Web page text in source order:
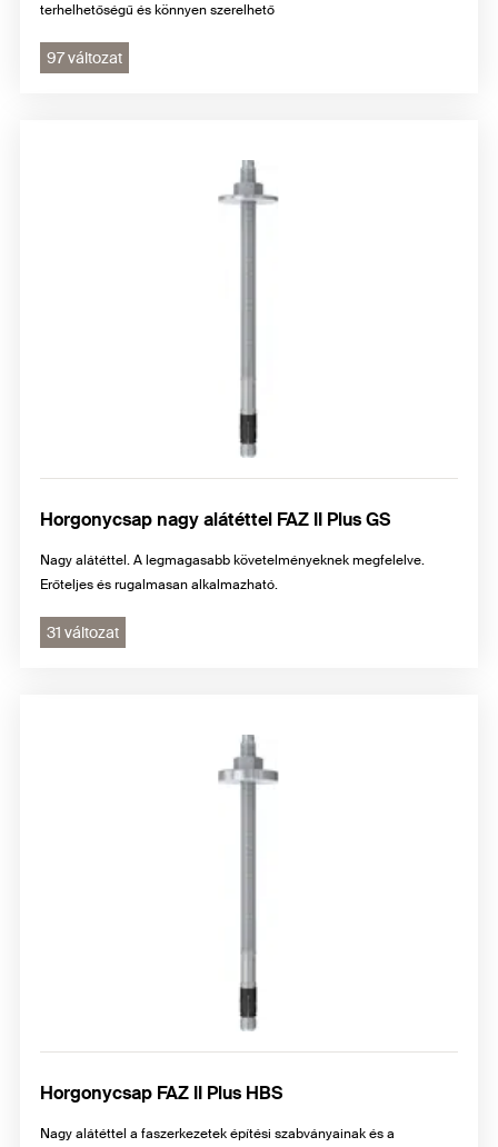
terhelhetőségű és könnyen szerelhető
97 változat
Horgonycsap nagy alátéttel FAZ II Plus GS
Nagy alátéttel. A legmagasabb követelményeknek megfelelve.
Erőteljes és rugalmasan alkalmazható.
31 változat
Horgonycsap FAZ II Plus HBS
Nagy alátéttel a faszerkezetek építési szabványainak és a